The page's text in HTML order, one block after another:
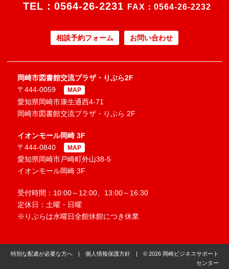
TEL： 0564-26-2231 FAX：0564-26-2232
相談予約フォーム お問い合わせ
岡崎市図書館交流プラザ・りぶら2F
〒444-0059
MAP
愛知県岡崎市康生通西4-71
岡崎市図書館交流プラザ・りぶら 2F
イオンモール岡崎 3F
〒444-0840
MAP
愛知県岡崎市戸崎町外山38-5
イオンモール岡崎 3F
受付時間：10:00～12:00、13:00～16:30
定休日：土曜・日曜
※りぶらは水曜日全館休館につき休業
特別な配慮が必要な方へ 個人情報保護方針 | © 2026 岡崎ビジネスサポート
センター